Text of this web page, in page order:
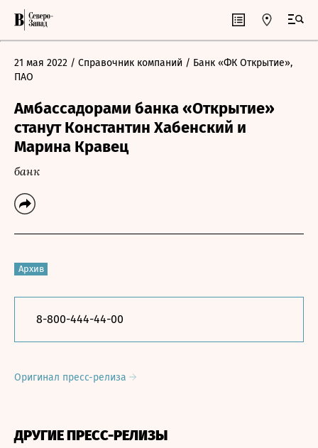
21 мая 2022 / Справочник компаний / Банк «ФК Открытие»,
ПАО
Амбассадорами банка «Открытие»
станут Константин Хабенский и
Марина Кравец
банк
Архив
8-800-444-44-00
Оригинал пресс-релиза
ДРУГИЕ ПРЕСС-РЕЛИЗЫ